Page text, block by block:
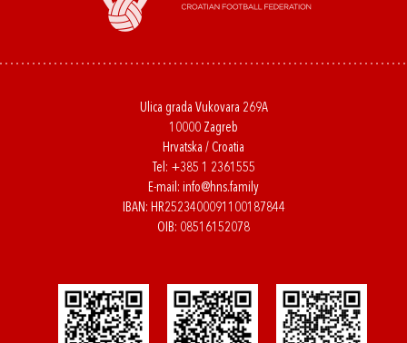
Ulica grada Vukovara 269A
10000 Zagreb
Hrvatska / Croatia
Tel: +385 1 2361555
E-mail: info@hns.family
IBAN: HR2523400091100187844
OIB: 08516152078